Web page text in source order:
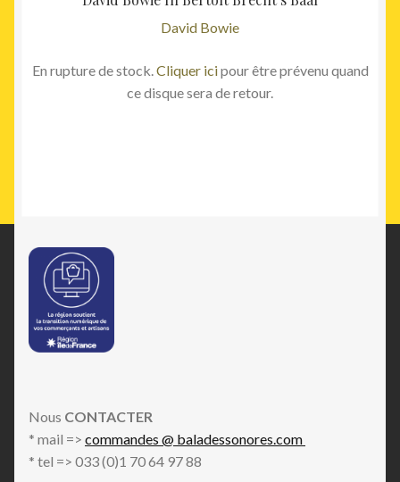
David Bowie
En rupture de stock. Cliquer icipour être prévenu quand
ce disque sera de retour.
Nous CONTACTER
* mail => commandes @ baladessonores.com
* tel => 033 (0)1 70 64 97 88